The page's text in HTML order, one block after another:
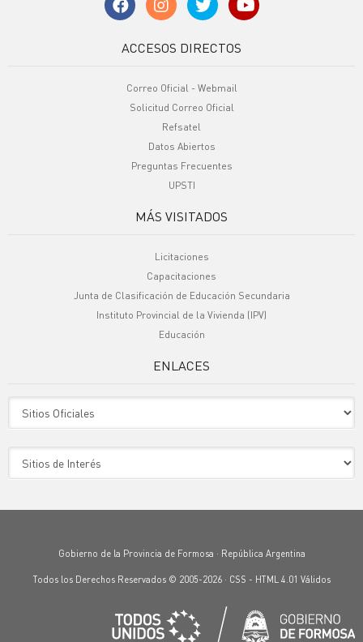
ACCESOS DIRECTOS
Correo Oficial - Webmail
Solicitud Correo Oficial
Refsatel
Datos Abiertos
Preguntas Frecuentes
UPSTI
MÁS VISITADOS
Licitaciones
Capacitaciones
Junta de Clasificación de Educación Secundaria
Instituto Provincial de la Vivienda (IPV)
Educación
ENLACES
Gobierno de la Provincia de Formosa · República Argentina
Todos los Derechos Reservados © 2005-2026 · CSS - HTML 4.01 Válidos